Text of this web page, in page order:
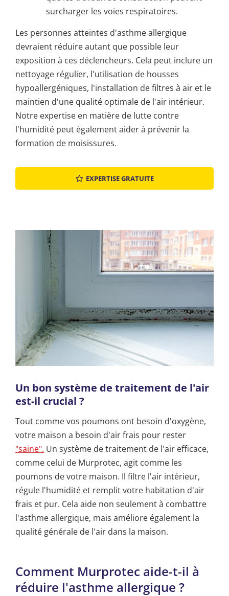
surcharger les voies respiratoires.
Les personnes atteintes d'asthme allergique
devraient réduire autant que possible leur
exposition à ces déclencheurs. Cela peut inclure un
nettoyage régulier, l'utilisation de housses
hypoallergéniques, l'installation de filtres à air et le
maintien d'une qualité optimale de l'air intérieur.
Notre expertise en matière de lutte contre
l'humidité peut également aider à prévenir la
formation de moisissures.
EXPERTISE GRATUITE
Un bon système de traitement de l'air
est-il crucial ?
Tout comme vos poumons ont besoin d'oxygène,
votre maison a besoin d'air frais pour rester
"saine". Un système de traitement de l'air efficace,
comme celui de Murprotec, agit comme les
poumons de votre maison. Il filtre l'air intérieur,
régule l'humidité et remplit votre habitation d'air
frais et pur. Cela aide non seulement à combattre
l'asthme allergique, mais améliore également la
qualité générale de l'air dans la maison.
Comment Murprotec aide-t-il à
réduire l'asthme allergique ?